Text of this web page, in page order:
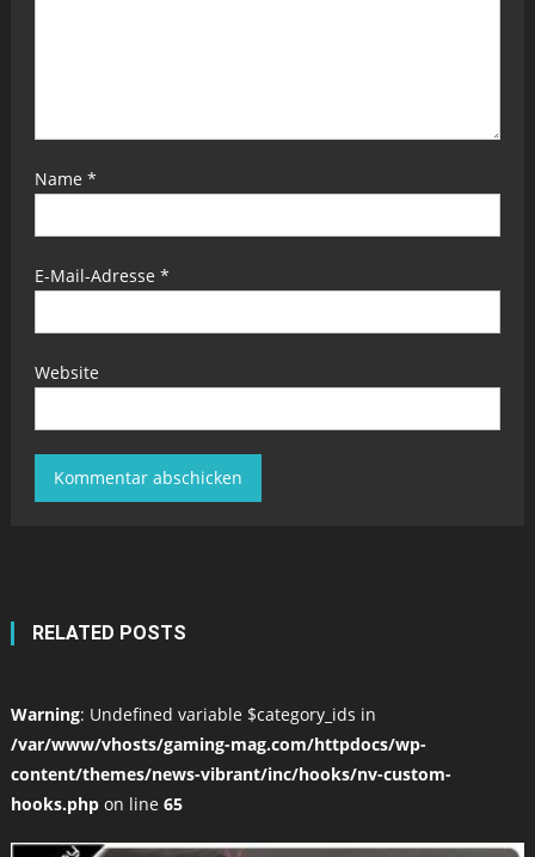
Name *
E-Mail-Adresse *
Website
RELATED POSTS
Warning: Undefined variable $category_ids in
/var/www/vhosts/gaming-mag.com/httpdocs/wp-
content/themes/news-vibrant/inc/hooks/nv-custom-
hooks.phpon line 65